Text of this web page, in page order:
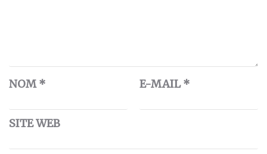
NOM* E-MAIL*
SITE WEB